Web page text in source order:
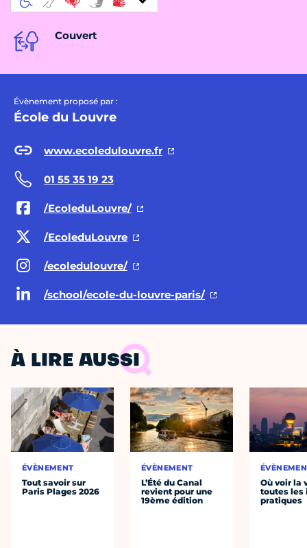
Couvert
Évènement proposé par :
École du Louvre
www.ecoledulouvre.fr
01 55 35 19 23
/EcoleduLouvre/
/EcoleduLouvre
/ecoledulouvre/
/school/ecole-du-louvre-paris/
À LIRE AUSSI
ÉVÈNEMENT
Tout savoir sur
Paris Plages 2026
ÉVÈNEMENT
L’Été du Canal
revient pour une
19ème édition
Où voir la
toutes les
pratiques